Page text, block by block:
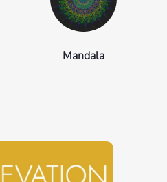
Mandala